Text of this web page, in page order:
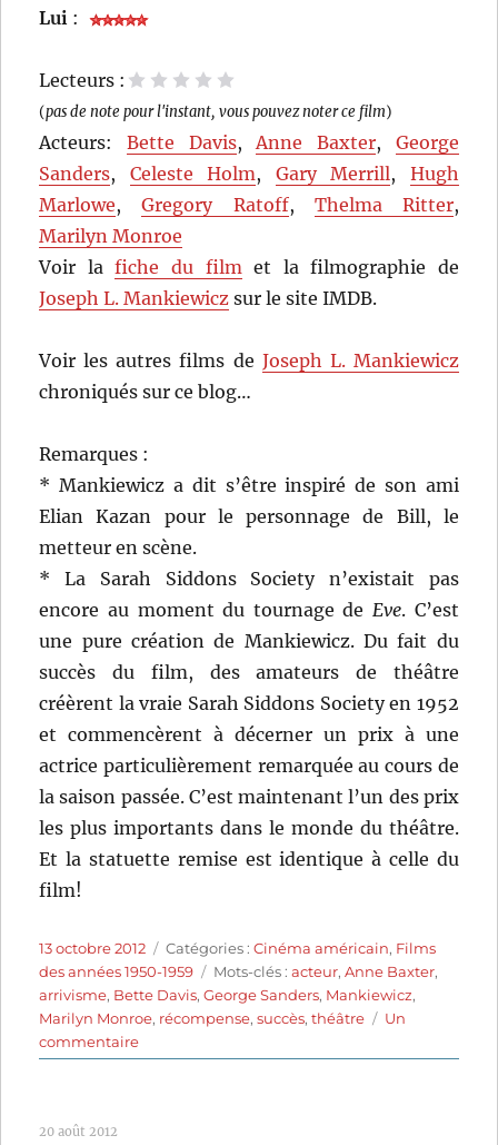
Lui :
Lecteurs :
5 étoiles
4 étoiles
3 étoiles
2 étoiles
1 étoile
(pas de note pour l'instant, vous pouvez noter ce film)
Acteurs: Bette Davis,Anne Baxter, George
Sanders, Celeste Holm, Gary Merrill, Hugh
Marlowe,Gregory Ratoff, Thelma Ritter,
Marilyn Monroe
Voir lafiche du filmet la filmographie de
Joseph L. Mankiewicz sur le site IMDB.
Voir les autres films de Joseph L. Mankiewicz
chroniqués sur ce blog…
Remarques :
* Mankiewicz a dit s’être inspiré de son ami
Elian Kazan pour le personnage de Bill, le
metteur en scène.
* La Sarah Siddons Society n’existait pas
encore au moment du tournage deEve. C’est
une pure création de Mankiewicz. Du fait du
succès du film, des amateurs de théâtre
créèrent la vraie Sarah Siddons Society en 1952
et commencèrent à décerner un prix à une
actrice particulièrement remarquée au cours de
la saison passée. C’est maintenant l’un des prix
les plus importants dans le monde du théâtre.
Et la statuette remise est identique à celle du
film!
Publié
le
13 octobre 2012 Catégories
Catégories :Cinéma américain, Films
des années 1950-1959
Étiquettes
Mots-clés :acteur,Anne Baxter,
arrivisme, Bette Davis,George Sanders, Mankiewicz,
Marilyn Monroe, récompense,succès,théâtre
Un
commentairesur
Ève
20 août 2012